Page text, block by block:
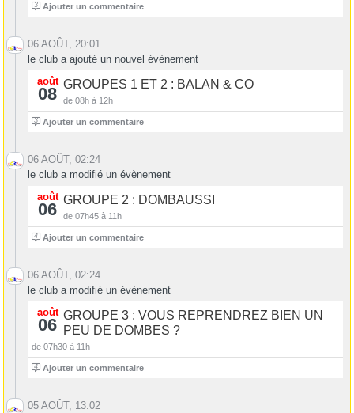
3 Ajouter un commentaire
06 AOÛT, 20:01
le club a ajouté un nouvel évènement
août
08 GROUPES 1 ET 2 : BALAN & CO
de 08h à 12h
3 Ajouter un commentaire
06 AOÛT, 02:24
le club a modifié un évènement
août
06 GROUPE 2 : DOMBAUSSI
de 07h45 à 11h
4 Ajouter un commentaire
06 AOÛT, 02:24
le club a modifié un évènement
août
06 GROUPE 3 : VOUS REPRENDREZ BIEN UN
PEU DE DOMBES ?
de 07h30 à 11h
4 Ajouter un commentaire
05 AOÛT, 13:02